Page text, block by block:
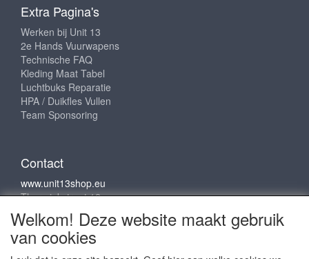
Extra Pagina's
Werken bij Unit 13
2e Hands Vuurwapens
Technische FAQ
Kleding Maat Tabel
Luchtbuks Reparatie
HPA / Duikfles Vullen
Team Sponsoring
Contact
www.unit13shop.eu
Thermiekstraat 12
6361 HB Nuth
info@unit13shop.eu
Welkom! Deze website maakt gebruik
van cookies